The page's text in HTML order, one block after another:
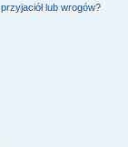
lub wrogów?